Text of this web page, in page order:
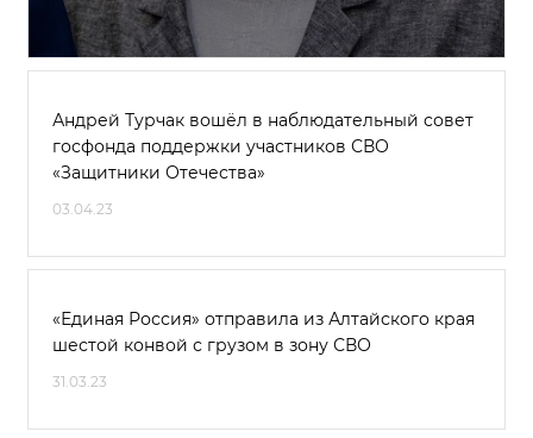
Андрей Турчак вошёл в наблюдательный совет
госфонда поддержки участников СВО
«Защитники Отечества»
03.04.23
«Единая Россия» отправила из Алтайского края
шестой конвой с грузом в зону СВО
31.03.23